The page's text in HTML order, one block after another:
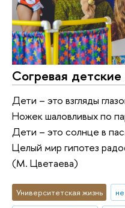
Согревая
Дети – это взгляды
Ножек шаловливых по
Дети – это солнце в
Целый мир гипотез
(М. Цветаева)
Университетская жизнь